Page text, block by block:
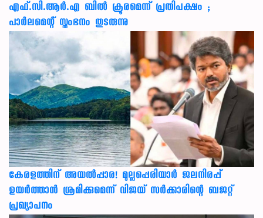
എഫ്.സി.ആർ.എ ബിൽ ക്രൂരമെന്ന് പ്രതിപക്ഷം ;
പാർലമെന്റ് സ്തംഭനം തുടരുന്നു
കേരളത്തിന് അ‌യൽപ്പാര! മുല്ലപ്പെരിയാർ ജലനിരപ്പ്
ഉയർത്താൻ ശ്രമിക്കുമെന്ന് വിജയ് സർക്കാരിന്റെ ബജറ്റ്
പ്രഖ്യാപനം